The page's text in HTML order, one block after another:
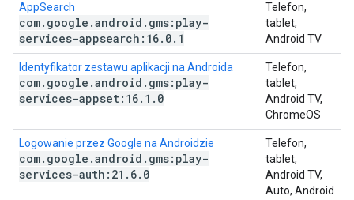
AppSearch
com. google .android . gms:play-
services-appsearch:16. 0. 1
Telefon,
tablet,
Android TV
Identyfikator zestawu aplikacji na Androida
com. google .android . gms:play-
services-appset:16. 1 . 0
Telefon,
tablet,
Android TV,
ChromeOS
Logowanie przez Google na Androidzie
com. google .android . gms:play-
services-auth:21 . 6. 0
Telefon,
tablet,
Android TV,
Auto, Android